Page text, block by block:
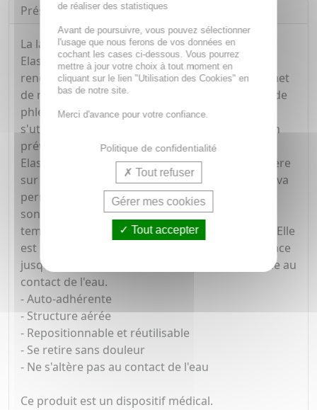
Présentation
La largeur de la bande cohésive cheville 10 cm
Elastoplast est parfaite pour la cheville, car elle
rend possible une contention durable. Elle permet
de maintenir les entorses, les tendinites en cas de
phlébologie, ainsi que les pansements. Elle peut
s'utiliser suite à une blessure de la cheville ou en
prévention. De plus, la bande de contention
Elastoplast est cohésive, c'est-à-dire qu'elle adhère
sur elle-même sans coller à la peau. C'est ce qui va
permettre un enlèvement sans douleur. Grâce à
son élasticité modulable et constante dans le
temps, elle est repositionnable et facile à poser. Elle
est donc également réutilisable. Elle reste en place
jusqu'à 7 jours et conserve ses propriétés même au
contact de l'eau.
- Auto-adhérente
- Structure aérée
- Repositionnable et réutilisable
- Se retire sans douleur
- Ne s'altère pas au contact de l'eau
Ce produit est un dispositif médical.
de réaliser des statistiques
Avant de poursuivre, vous pouvez sélectionner
l'usage que nous ferons de vos données en
cochant les cases ci-dessous. Vous pourrez
mettre à jour votre choix à tout moment en
cliquant sur le lien "Utilisation des Cookies" en
bas de notre site.
Merci d'avance pour votre confiance.
Politique de confidentialité
Tout refuser
Gérer mes cookies
Tout accepter